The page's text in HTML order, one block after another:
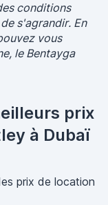
conditions
s'agrandir. En
vous
le Bentayga
prix
à Dubaï
prix de location